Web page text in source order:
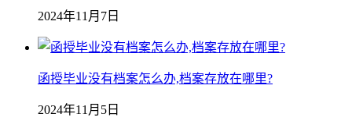
2024年11月7日
函授毕业没有档案怎么办,档案存放在哪里?
2024年11月5日